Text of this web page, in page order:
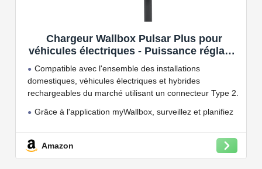
Chargeur Wallbox Pulsar Plus pour
véhicules électriques - Puissance réglable
jusqu'à 7.4 KW, câble de Charge Type 2,
Wi-FI et Bluetooth, OCPP
Compatible avec l'ensemble des installations
domestiques, véhicules électriques et hybrides
rechargeables du marché utilisant un connecteur Type 2.
Grâce à l'application myWallbox, surveillez et planifiez
Convient à une installation à l'intérieur et à l'extérieur,
Amazon